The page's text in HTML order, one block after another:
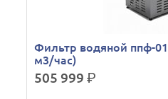
Фильтр водяной ппф-
м3/час)
505 999р.